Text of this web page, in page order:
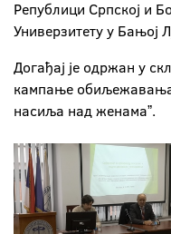
Републици Српској и
Универзитету у Бањој
Догађај је одржан у
кампање
насиља над женамаˮ.